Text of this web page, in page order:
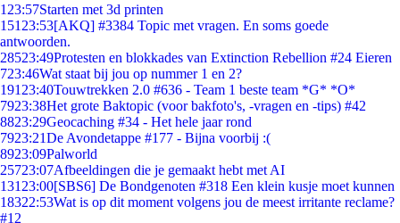
1 23:57Starten met 3d printen
151 23:53[AKQ] #3384 Topic met vragen. En soms goede
antwoorden.
28523:49Protesten en blokkades van Extinction Rebellion #24 Eieren
723:46Wat staat bij jou op nummer 1 en 2?
191 23:40Touwtrekken 2.0 #636 - Team 1 beste team *G* *O*
7923:38Het grote Baktopic (voor bakfoto's, -vragen en -tips) #42
8823:29Geocaching #34 - Het hele jaar rond
7923:21De Avondetappe #177 - Bijna voorbij :(
8923:09Palworld
25723:07Afbeeldingen die je gemaakt hebt met AI
131 23:00[SBS6] De Bondgenoten #318 Een klein kusje moet kunnen
18322:53Wat is op dit moment volgens jou de meest irritante reclame?
#12